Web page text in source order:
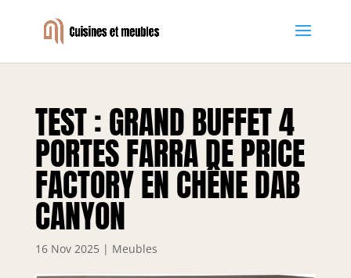
TEST : GRAND BUFFET 4
PORTES FARRA DE PRICE
FACTORY EN CHÊNE DAB
CANYON
16 Nov 2025 | Meubles